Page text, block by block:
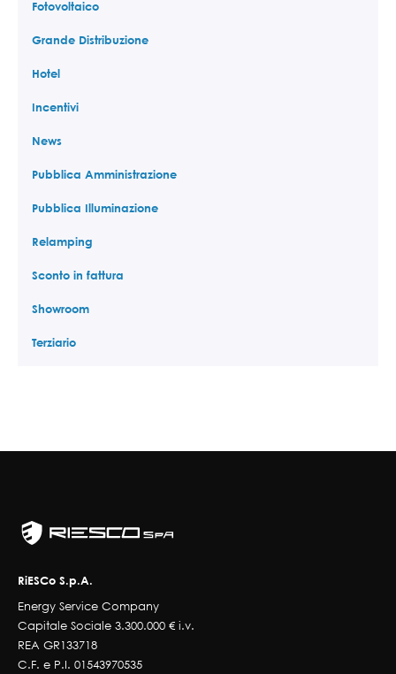
Fotovoltaico
Grande Distribuzione
Hotel
Incentivi
News
Pubblica Amministrazione
Pubblica Illuminazione
Relamping
Sconto in fattura
Showroom
Terziario
RiESCo S.p.A.
Energy Service Company
Capitale Sociale 3.300.000 € i.v.
REA GR133718
C.F. e P.I. 01543970535